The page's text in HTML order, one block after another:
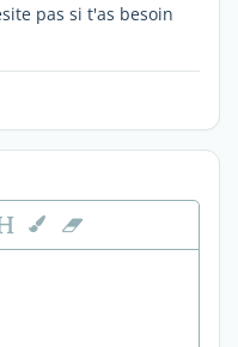
pas si t'as besoin